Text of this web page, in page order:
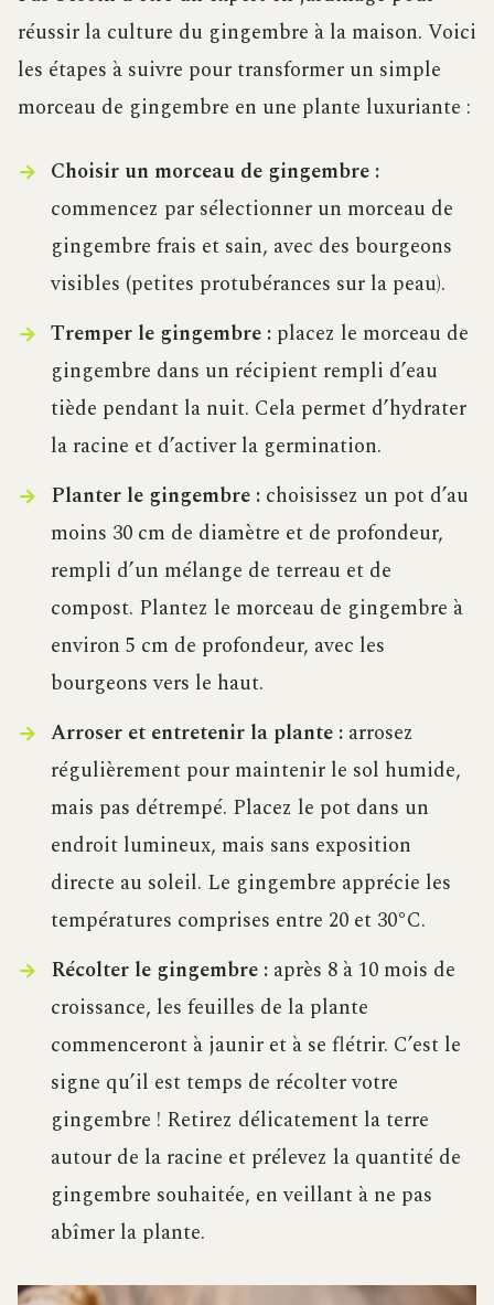
réussir la culture du gingembre à la maison. Voici
les étapes à suivre pour transformer un simple
morceau de gingembre en une plante luxuriante :
Choisir un morceau de gingembre :
commencez par sélectionner un morceau de
gingembre frais et sain, avec des bourgeons
visibles (petites protubérances sur la peau).
Tremper le gingembre :placez le morceau de
gingembre dans un récipient rempli d’eau
tiède pendant la nuit. Cela permet d’hydrater
la racine et d’activer la germination.
Planter le gingembre :choisissez un pot d’au
moins 30 cm de diamètre et de profondeur,
rempli d’un mélange de terreau et de
compost. Plantez le morceau de gingembre à
environ 5 cm de profondeur, avec les
bourgeons vers le haut.
Arroser et entretenir la plante :arrosez
régulièrement pour maintenir le sol humide,
mais pas détrempé. Placez le pot dans un
endroit lumineux, mais sans exposition
directe au soleil. Le gingembre apprécie les
températures comprises entre 20 et 30°C.
Récolter le gingembre :après 8 à 10 mois de
croissance, les feuilles de la plante
commenceront à jaunir et à se flétrir. C’est le
signe qu’il est temps de récolter votre
gingembre ! Retirez délicatement la terre
autour de la racine et prélevez la quantité de
gingembre souhaitée, en veillant à ne pas
abîmer la plante.